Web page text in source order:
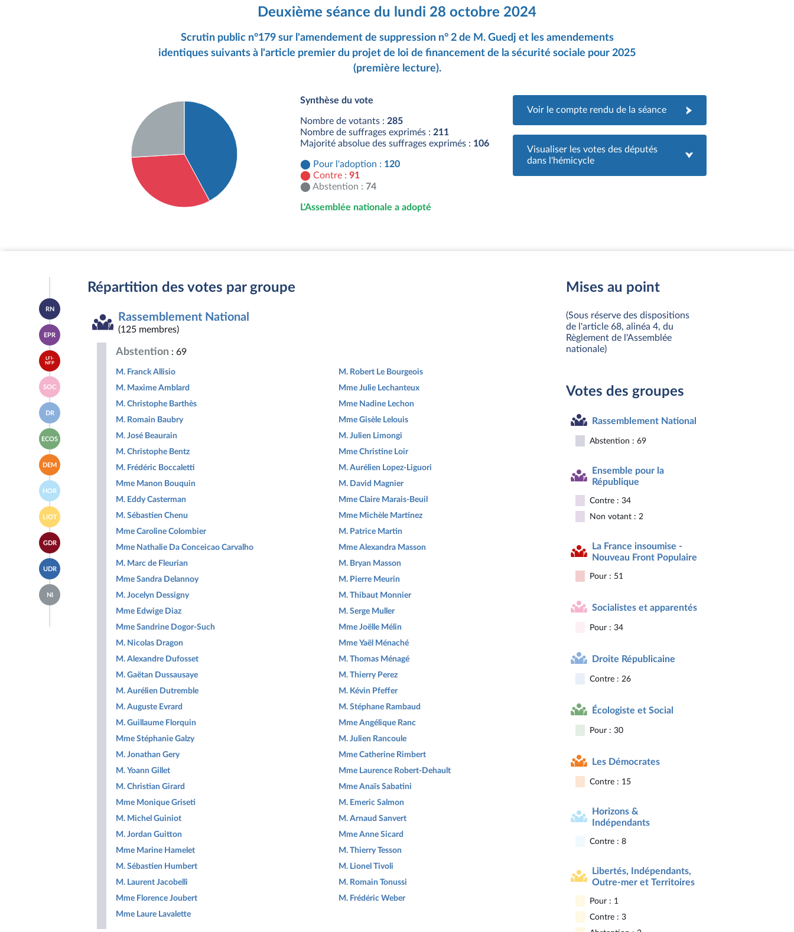
Deuxième séance du lundi 28 octobre 2024
Scrutin public n°179 sur l'amendement de suppression n° 2 de M. Guedj et les amendements
identiques suivants à l'article premier du projet de loi de financement de la sécurité sociale pour 2025
(première lecture).
Abstention : 74 députés
Synthèse du vote
Nombre de votants : 285
Nombre de suffrages exprimés : 211
Majorité absolue des suffrages exprimés : 106
Pour l'adoption : 120
Contre : 91
Abstention : 74
L'Assemblée nationale a adopté
Voir le compte rendu de la séance
Visualiser les votes des députés
dans l'hémicycle
Accéder
à la
page
du
groupe
Rassemblement
National
RN
Accéder
à la
page
du
groupe
Ensemble
pour
la
République
EPR
Accéder
à la
page
du
groupe
La
France
insoumise
-
Nouveau
Front
Populaire
LFI-
NFP
Accéder
à la
page
du
groupe
Socialistes
et
apparentés
SOC
Accéder
à la
page
du
groupe
Droite
Républicaine
DR
Accéder
à la
page
du
groupe
Écologiste
et
Social
ECOS
Accéder
à la
page
du
groupe
Les
Démocrates
DEM
Accéder
à la
page
du
groupe
Horizons
&
Indépendants
HOR
Accéder
à la
page
du
groupe
Libertés,
Indépendants,
Outre-
mer
et
Territoires
LIOT
Accéder
à la
page
du
groupe
Gauche
Démocrate
et
GDR
Accéder
à la
page
du
groupe
UDR
Accéder
à la
page
groupe
NI
Répartition des votes par groupe
Rassemblement National
(125 membres)
Abstention : 69
M. Franck Allisio
M. Maxime Amblard
M. Christophe Barthès
M. Romain Baubry
M. José Beaurain
M. Christophe Bentz
M. Frédéric Boccaletti
Mme Manon Bouquin
M. Eddy Casterman
M. Sébastien Chenu
Mme Caroline Colombier
Mme Nathalie Da Conceicao Carvalho
M. Marc de Fleurian
Mme Sandra Delannoy
M. Jocelyn Dessigny
Mme Edwige Diaz
Mme Sandrine Dogor-Such
M. Nicolas Dragon
M. Alexandre Dufosset
M. Gaëtan Dussausaye
M. Aurélien Dutremble
M. Auguste Evrard
M. Guillaume Florquin
Mme Stéphanie Galzy
M. Jonathan Gery
M. Yoann Gillet
M. Christian Girard
Mme Monique Griseti
M. Michel Guiniot
M. Jordan Guitton
Mme Marine Hamelet
M. Sébastien Humbert
M. Laurent Jacobelli
Mme Florence Joubert
Mme Laure Lavalette
M. Robert Le Bourgeois
Mme Julie Lechanteux
Mme Nadine Lechon
Mme Gisèle Lelouis
M. Julien Limongi
Mme Christine Loir
M. Aurélien Lopez-Liguori
M. David Magnier
Mme Claire Marais-Beuil
Mme Michèle Martinez
M. Patrice Martin
Mme Alexandra Masson
M. Bryan Masson
M. Pierre Meurin
M. Thibaut Monnier
M. Serge Muller
Mme Joëlle Mélin
Mme Yaël Ménaché
M. Thomas Ménagé
M. Thierry Perez
M. Kévin Pfeffer
M. Stéphane Rambaud
Mme Angélique Ranc
M. Julien Rancoule
Mme Catherine Rimbert
Mme Laurence Robert-Dehault
Mme Anaïs Sabatini
M. Emeric Salmon
M. Arnaud Sanvert
Mme Anne Sicard
M. Thierry Tesson
M. Lionel Tivoli
M. Romain Tonussi
M. Frédéric Weber
Mises au point
(Sous réserve des dispositions
de l'article 68, alinéa 4, du
Règlement de l'Assemblée
nationale)
Votes des groupes
Rassemblement National
Abstention : 69
Ensemble pour la
République
Contre : 34
Non votant : 2
La France insoumise -
Nouveau Front Populaire
Pour : 51
Socialistes et apparentés
Pour : 34
Droite Républicaine
Contre : 26
Écologiste et Social
Pour : 30
Les Démocrates
Contre : 15
Horizons &
Indépendants
Contre : 8
Libertés, Indépendants,
Outre-mer et Territoires
Pour : 1
Contre : 3